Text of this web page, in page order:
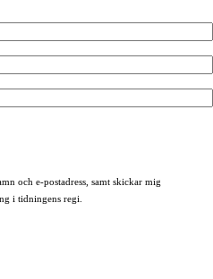
och e-postadress, samt skickar mig
i tidningens regi.